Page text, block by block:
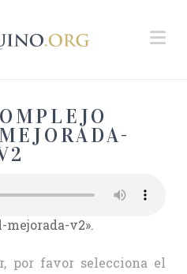
mejorada-v2».
por favor selecciona el